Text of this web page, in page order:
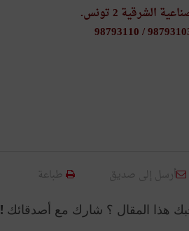
الشرقية 2 تونس.
أرسل إلى صديق طباعة
هذا المقال ؟ شارك مع أصدقائك !